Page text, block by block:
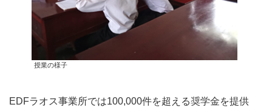
授業の様子
EDFラオス事業所では100,000件を超える奨学金を提供